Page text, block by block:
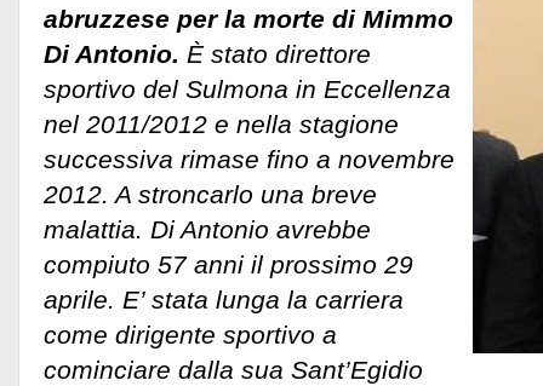
abruzzese per la morte di Mimmo
Di Antonio. È stato direttore
sportivo del Sulmona in Eccellenza
nel 2011/2012 e nella stagione
successiva rimase fino a novembre
2012. A stroncarlo una breve
malattia. Di Antonio avrebbe
compiuto 57 anni il prossimo 29
aprile. E’ stata lunga la carriera
come dirigente sportivo a
cominciare dalla sua Sant’Egidio